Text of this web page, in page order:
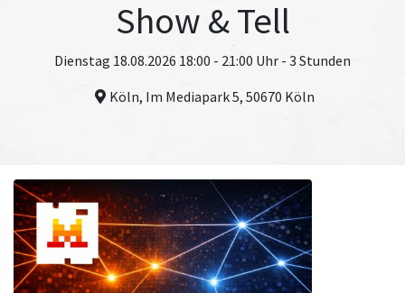
Show & Tell
Dienstag 18.08.2026 18:00 - 21:00 Uhr - 3 Stunden
Köln, Im Mediapark 5, 50670 Köln